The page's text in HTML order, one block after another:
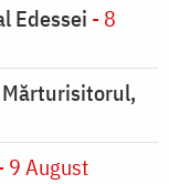
Edessei - 8
9 August